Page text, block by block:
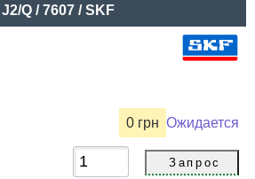
Q / 7607 / SKF
0 грн Ожидается